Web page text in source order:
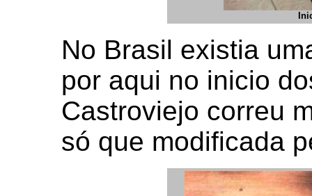
No Brasil existia
por aqui no inicio
Castroviejo correu
só que modificada